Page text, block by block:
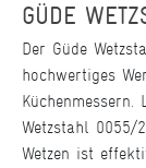
GÜDE
Der Güde
hochwertiges
Wetzstahl 0055/
Wetzen ist